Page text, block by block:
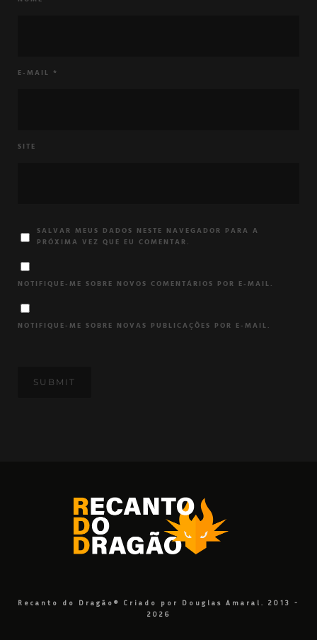
E-MAIL *
SITE
SALVAR MEUS DADOS NESTE NAVEGADOR PARA A
PRÓXIMA VEZ QUE EU COMENTAR.
NOTIFIQUE-ME SOBRE NOVOS COMENTÁRIOS POR E-MAIL.
NOTIFIQUE-ME SOBRE NOVAS PUBLICAÇÕES POR E-MAIL.
Recanto do Dragão® Criado por Douglas Amaral. 2013 -
2026